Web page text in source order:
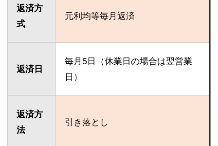
返済方
式
元利均等毎月返済
返済日
毎月5日（休業日の場合は翌営業
日）
返済方
法
引き落とし